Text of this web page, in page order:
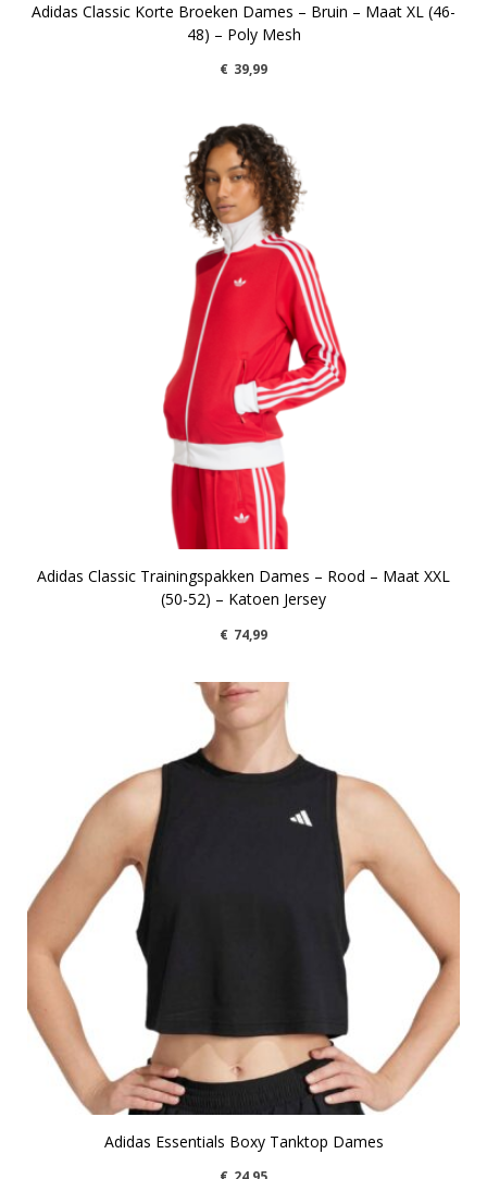
Adidas Classic Korte Broeken Dames – Bruin – Maat XL (46-
48) – Poly Mesh
€ 39,99
Adidas Classic Trainingspakken Dames – Rood – Maat XXL
(50-52) – Katoen Jersey
€ 74,99
Adidas Essentials Boxy Tanktop Dames